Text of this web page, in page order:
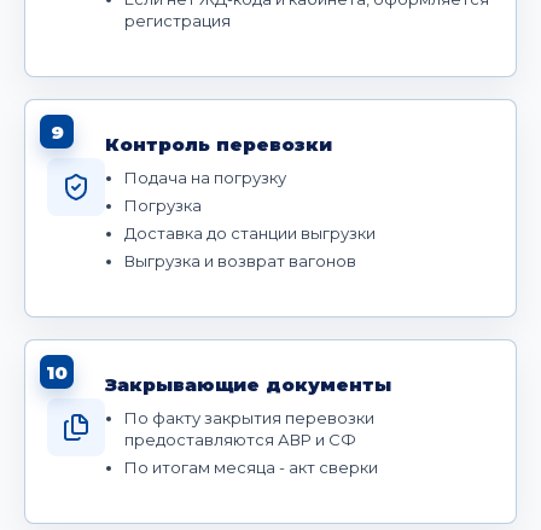
регистрация
9
Контроль перевозки
Подача на погрузку
Погрузка
Доставка до станции выгрузки
Выгрузка и возврат вагонов
10
Закрывающие документы
По факту закрытия перевозки
предоставляются АВР и СФ
По итогам месяца - акт сверки